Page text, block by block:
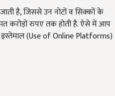
है, जिससे उन नोटों व सिक्कों के
करोड़ों रुपए तक होती है. ऐसे में आप
(Use of Online Platforms)